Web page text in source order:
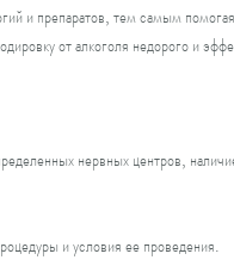
и препаратов, тем самым
от алкоголя недорого и
нервных центров,
и условия ее проведения.